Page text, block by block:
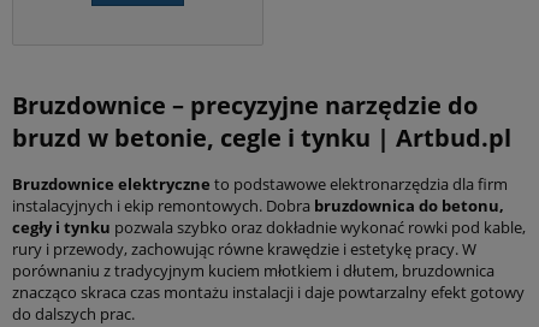
Bruzdownice – precyzyjne narzędzie do
bruzd w betonie, cegle i tynku | Artbud.pl
Bruzdownice elektryczne to podstawowe elektronarzędzia dla firm
instalacyjnych i ekip remontowych. Dobra bruzdownica do betonu,
cegły i tynku pozwala szybko oraz dokładnie wykonać rowki pod kable,
rury i przewody, zachowując równe krawędzie i estetykę pracy. W
porównaniu z tradycyjnym kuciem młotkiem i dłutem, bruzdownica
znacząco skraca czas montażu instalacji i daje powtarzalny efekt gotowy
do dalszych prac.